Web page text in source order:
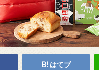
はてブ